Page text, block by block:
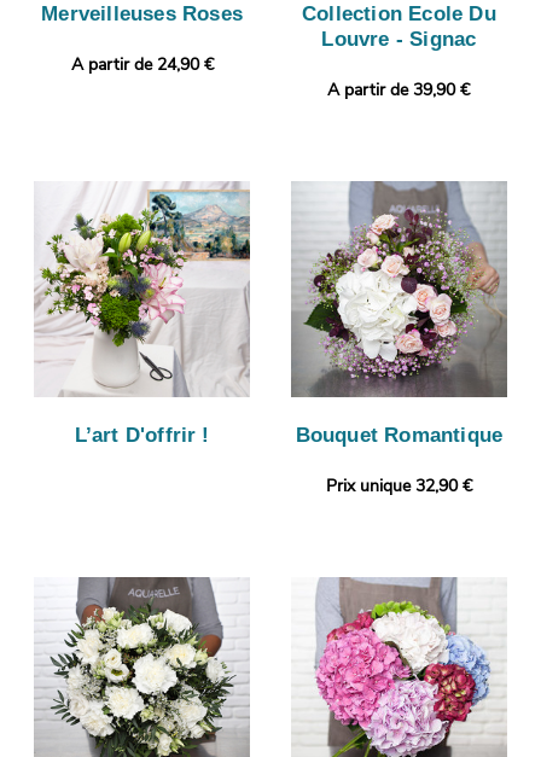
Merveilleuses Roses
A partir de 24,90 €
Collection Ecole Du
Louvre - Signac
A partir de 39,90 €
L’art D'offrir ! Bouquet Romantique
Prix unique 32,90 €